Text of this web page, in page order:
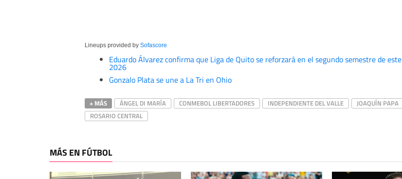
Lineups provided by Sofascore
Eduardo Álvarez confirma que Liga de Quito se reforzará en el segundo semestre de este
2026
Gonzalo Plata se une a La Tri en Ohio
+ MÁS ÁNGEL DI MARÍA CONMEBOL LIBERTADORES INDEPENDIENTE DEL VALLE
JOAQUÍN PAPA
ROSARIO CENTRAL
MÁS EN FÚTBOL